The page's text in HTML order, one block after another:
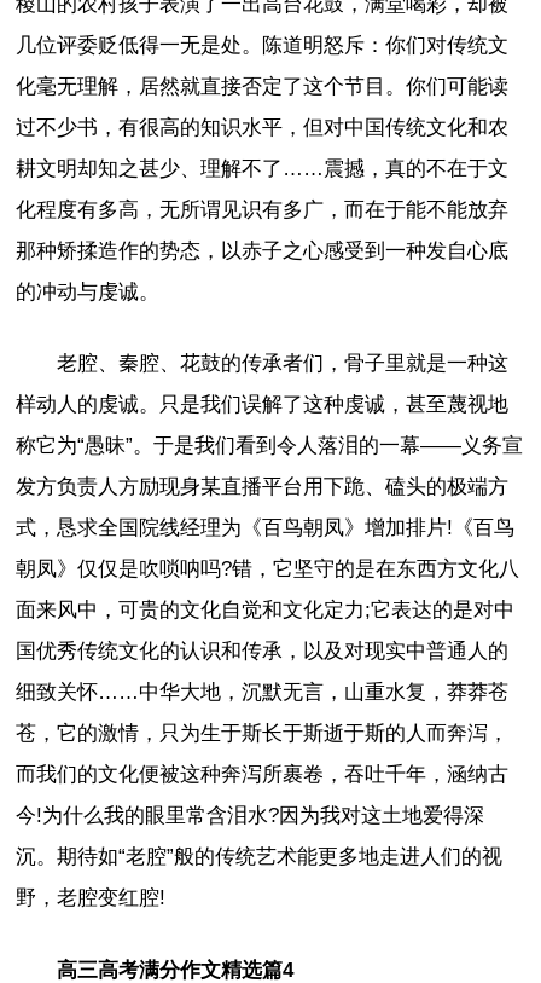
几位评委贬低得一无是处。陈道明怒斥：你们对传统文
化毫无理解，居然就直接否定了这个节目。你们可能读
过不少书，有很高的知识水平，但对中国传统文化和农
耕文明却知之甚少、理解不了……震撼，真的不在于文
化程度有多高，无所谓见识有多广，而在于能不能放弃
那种矫揉造作的势态，以赤子之心感受到一种发自心底
的冲动与虔诚。
老腔、秦腔、花鼓的传承者们，骨子里就是一种这
样动人的虔诚。只是我们误解了这种虔诚，甚至蔑视地
称它为“愚昧”。于是我们看到令人落泪的一幕——义务宣
发方负责人方励现身某直播平台用下跪、磕头的极端方
式，恳求全国院线经理为《百鸟朝凤》增加排片!《百鸟
朝凤》仅仅是吹唢呐吗?错，它坚守的是在东西方文化八
面来风中，可贵的文化自觉和文化定力;它表达的是对中
国优秀传统文化的认识和传承，以及对现实中普通人的
细致关怀……中华大地，沉默无言，山重水复，莽莽苍
苍，它的激情，只为生于斯长于斯逝于斯的人而奔泻，
而我们的文化便被这种奔泻所裹卷，吞吐千年，涵纳古
今!为什么我的眼里常含泪水?因为我对这土地爱得深
沉。期待如“老腔”般的传统艺术能更多地走进人们的视
野，老腔变红腔!
高三高考满分作文精选篇4